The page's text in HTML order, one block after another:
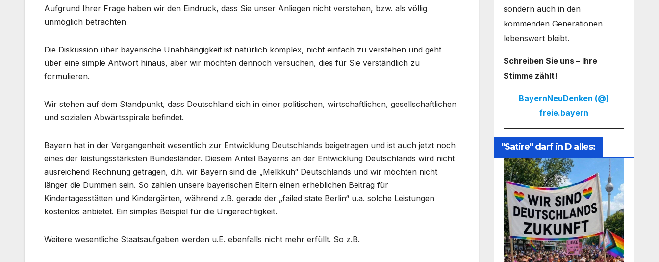
Aufgrund Ihrer Frage haben wir den Eindruck, dass Sie unser Anliegen nicht verstehen, bzw. als völlig
unmöglich betrachten.
Die Diskussion über bayerische Unabhängigkeit ist natürlich komplex, nicht einfach zu verstehen und geht
über eine simple Antwort hinaus, aber wir möchten dennoch versuchen, dies für Sie verständlich zu
formulieren.
Wir stehen auf dem Standpunkt, dass Deutschland sich in einer politischen, wirtschaftlichen, gesellschaftlichen
und sozialen Abwärtsspirale befindet.
Bayern hat in der Vergangenheit wesentlich zur Entwicklung Deutschlands beigetragen und ist auch jetzt noch
eines der leistungsstärksten Bundesländer. Diesem Anteil Bayerns an der Entwicklung Deutschlands wird nicht
ausreichend Rechnung getragen, d.h. wir Bayern sind die „Melkkuh“ Deutschlands und wir möchten nicht
länger die Dummen sein. So zahlen unsere bayerischen Eltern einen erheblichen Beitrag für
Kindertagesstätten und Kindergärten, während z.B. gerade der „failed state Berlin“ u.a. solche Leistungen
kostenlos anbietet. Ein simples Beispiel für die Ungerechtigkeit.
Weitere wesentliche Staatsaufgaben werden u.E. ebenfalls nicht mehr erfüllt. So z.B.
sondern auch in den
kommenden Generationen
lebenswert bleibt.
Schreiben Sie uns – Ihre
Stimme zählt!
BayernNeuDenken (@)
freie.bayern
"Satire" darf in D alles: